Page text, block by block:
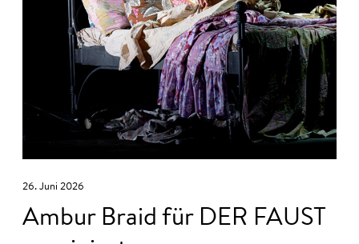
26. Juni 2026
Ambur Braid für DER FAUST